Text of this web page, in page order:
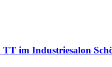
im Industriesalon